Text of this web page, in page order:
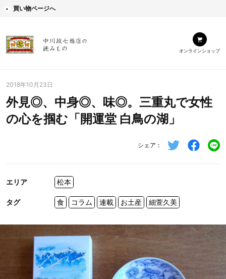
買い物ページへ
オンラインショップ
2018年10月23日
外見◎、中身◎、味◎。三重丸で女性
の心を掴む「開運堂 白鳥の湖」
シェア
エリア 松本
タグ 食 コラム 連載 お土産 細萱久美